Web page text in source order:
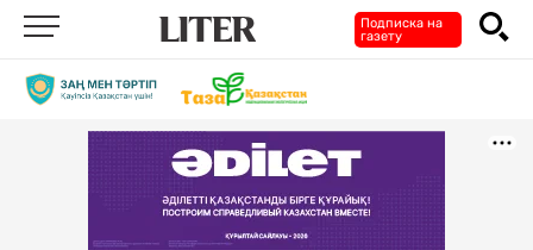
Подписка на
газету